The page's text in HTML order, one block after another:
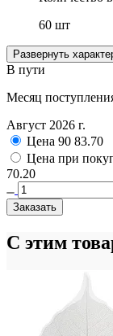
60 шт
Развернуть
В пути
Месяц
Август 2026 г.
Цена 90 83.70
Цена при
70.20
Заказать
С этим